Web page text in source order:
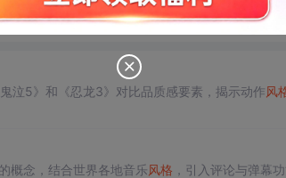
泣5》和《忍龙3》对比品质感要素，揭示动作风
概念，结合世界各地音乐风格 ，引入评论与弹幕